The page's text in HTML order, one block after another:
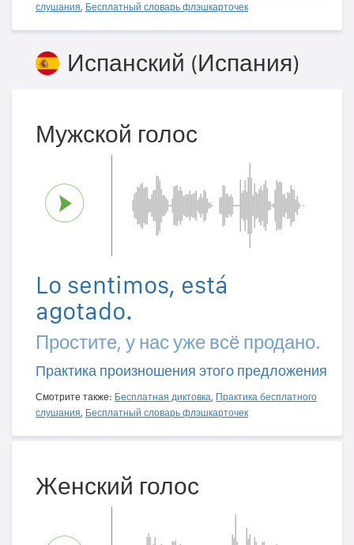
слушания, Бесплатный словарь флэшкарточек
Испанский (Испания)
Мужской голос
Lo sentimos, está
agotado.
Простите, у нас уже всё продано.
Практика произношения этого предложения
Смотрите также: Бесплатная диктовка, Практика бесплатного
слушания, Бесплатный словарь флэшкарточек
Женский голос